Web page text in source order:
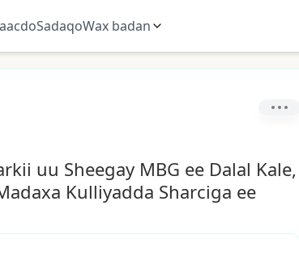
SadaqoWax badan
uu Sheegay MBG ee Dalal Kale,
Kulliyadda Sharciga ee